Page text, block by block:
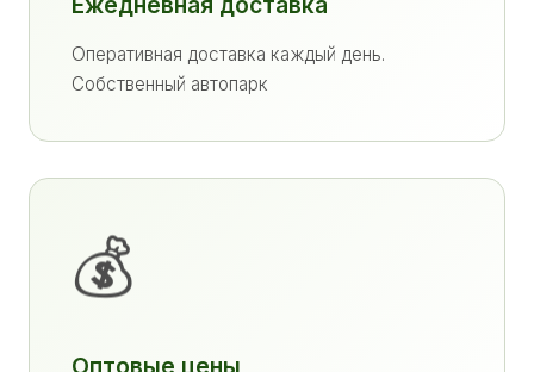
Оперативная доставка каждый день.
Собственный автопарк
💰
Оптовые цены